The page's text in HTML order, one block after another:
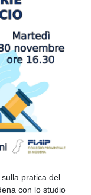
pratica del
con lo studio